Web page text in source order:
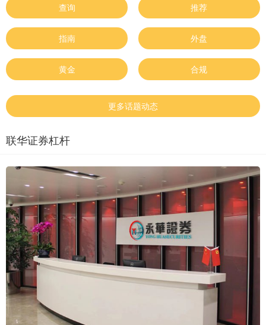
查询 推荐
指南 外盘
黄金 合规
更多话题动态
联华证券杠杆